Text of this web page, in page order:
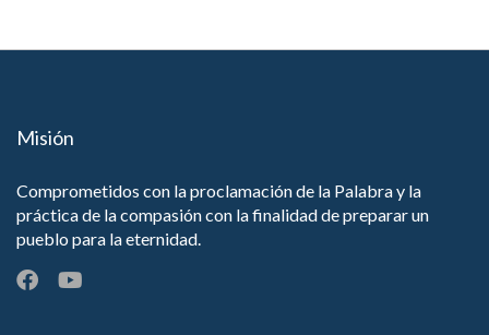
Misión
Comprometidos con la proclamación de la Palabra y la
práctica de la compasión con la finalidad de preparar un
pueblo para la eternidad.